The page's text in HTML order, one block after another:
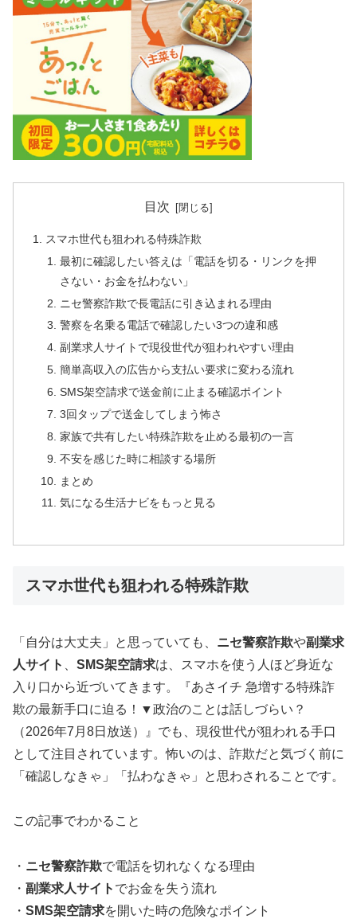
目次
スマホ世代も狙われる特殊詐欺
最初に確認したい答えは「電話を切る・リンクを押
さない・お金を払わない」
ニセ警察詐欺で長電話に引き込まれる理由
警察を名乗る電話で確認したい3つの違和感
副業求人サイトで現役世代が狙われやすい理由
簡単高収入の広告から支払い要求に変わる流れ
SMS架空請求で送金前に止まる確認ポイント
3回タップで送金してしまう怖さ
家族で共有したい特殊詐欺を止める最初の一言
不安を感じた時に相談する場所
まとめ
気になる生活ナビをもっと見る
スマホ世代も狙われる特殊詐欺
「自分は大丈夫」と思っていても、 ニセ警察詐欺や副業求
人サイト
SMS架空請求は、スマホを使う人ほど身近な
入り口から近づいてきます。『あさイチ 急増する特殊詐
欺の最新手口に迫る！▼政治のことは話しづらい？
（2026年7月8日放送）』でも、現役世代が狙われる手口
として注目されています。怖いのは、詐欺だと気づく前に
「確認しなきゃ」「払わなきゃ」と思わされることです。
この記事でわかること
・ ニセ警察詐欺で電話を切れなくなる理由
・ 副業求人サイト でお金を失う流れ
・ SMS架空請求を開いた時の危険なポイント